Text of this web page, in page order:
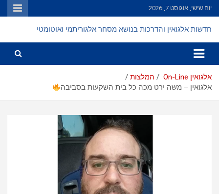
Skip
to
יום שישי, אוגוסט 7, 2026
חדשות אלגואין והדרכות בנושא מסחר אלגוריתמי ואוטומטי
אלגואין On-Line
המלצות
אלגואין – משה ירט מכה כל בית השקעות בסביבה